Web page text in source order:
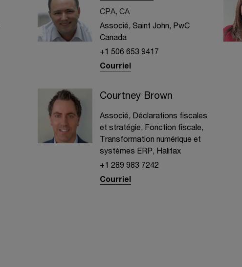
CPA, CA
Associé, Saint John, PwC
Canada
+1 506 653 9417
Courriel
Courtney Brown
Associé, Déclarations fiscales
et stratégie, Fonction fiscale,
Transformation numérique et
systèmes ERP, Halifax
+1 289 983 7242
Courriel